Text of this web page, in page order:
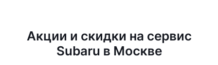
Акции и скидки на сервис
Subaru в Москве